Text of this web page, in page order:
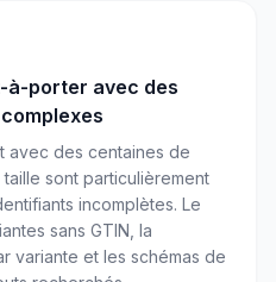
à-porter avec des
avec des centaines de
sont particulièrement
incomplètes. Le
sans GTIN, la
variante et les schémas de